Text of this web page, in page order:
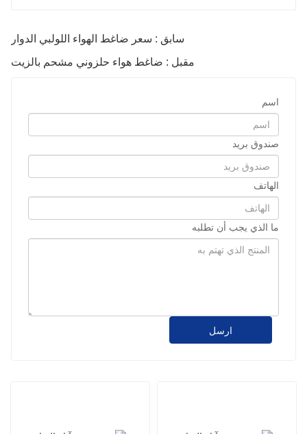
سابق : سعر ضاغط الهواء اللولبي الدوار
مقبل : ضاغط هواء حلزوني مشحم بالزيت
اسم
صندوق بريد
الهاتف
ما الذي يجب أن تطلبه
ارسل